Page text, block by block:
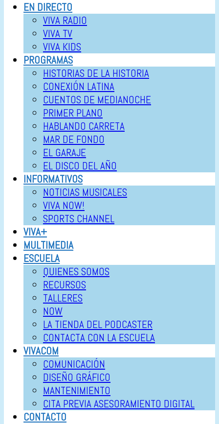
EN DIRECTO
VIVA RADIO
VIVA TV
VIVA KIDS
PROGRAMAS
HISTORIAS DE LA HISTORIA
CONEXIÓN LATINA
CUENTOS DE MEDIANOCHE
PRIMER PLANO
HABLANDO CARRETA
MAR DE FONDO
EL GARAJE
EL DISCO DEL AÑO
INFORMATIVOS
NOTICIAS MUSICALES
VIVA NOW!
SPORTS CHANNEL
VIVA+
MULTIMEDIA
ESCUELA
QUIENES SOMOS
RECURSOS
TALLERES
NOW
LA TIENDA DEL PODCASTER
CONTACTA CON LA ESCUELA
VIVACOM
COMUNICACIÓN
DISEÑO GRÁFICO
MANTENIMIENTO
CITA PREVIA ASESORAMIENTO DIGITAL
CONTACTO